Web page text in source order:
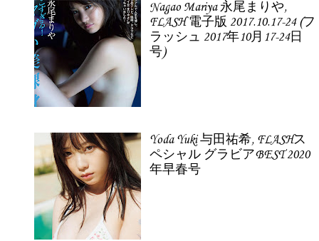
Nagao Mariya 永尾まりや,
FLASH 電子版 2017.10.17-24 (フ
ラッシュ 2017年10月17-24日
号)
Yoda Yuki 与田祐希, FLASHス
ペシャル グラビアBEST 2020
年早春号